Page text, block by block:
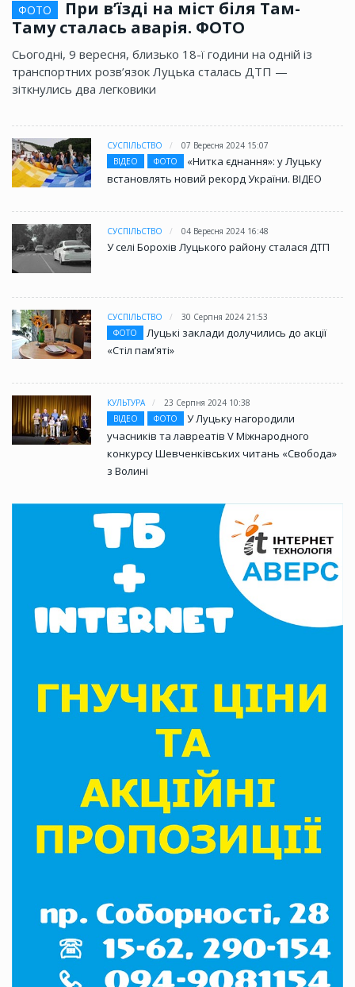
ФОТО
При в’їзді на міст біля Там-
Таму сталась аварія. ФОТО
Сьогодні, 9 вересня, близько 18-ї години на одній із
транспортних розв’язок Луцька сталась ДТП —
зіткнулись два легковики
СУСПІЛЬСТВО
07 Вересня 2024 15:07
ВІДЕО
ФОТО
«Нитка єднання»: у Луцьку
встановлять новий рекорд України. ВІДЕО
СУСПІЛЬСТВО 04 Вересня 2024 16:48
У селі Борохів Луцького району сталася ДТП
СУСПІЛЬСТВО
30 Серпня 2024 21:53
ФОТО
Луцькі заклади долучились до акції
«Стіл памʼяті»
КУЛЬТУРА
23 Серпня 2024 10:38
ВІДЕО
ФОТО
У Луцьку нагородили
учасників та лавреатів V Міжнародного
конкурсу Шевченківських читань «Свобода»
з Волині